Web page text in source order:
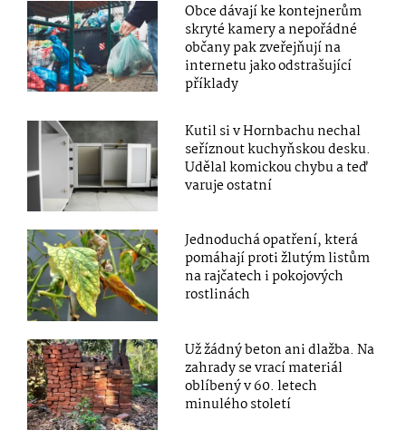
Obce dávají ke kontejnerům
skryté kamery a nepořádné
občany pak zveřejňují na
internetu jako odstrašující
příklady
Kutil si v Hornbachu nechal
seříznout kuchyňskou desku.
Udělal komickou chybu a teď
varuje ostatní
Jednoduchá opatření, která
pomáhají proti žlutým listům
na rajčatech i pokojových
rostlinách
Už žádný beton ani dlažba. Na
zahrady se vrací materiál
oblíbený v 60. letech
minulého století